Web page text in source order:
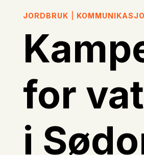
JORDBRUK
for
i